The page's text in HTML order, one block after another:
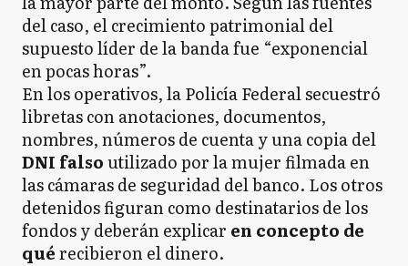
del caso, el crecimiento patrimonial del
supuesto líder de la banda fue “exponencial
en pocas horas”.
En los operativos, la Policía Federal secuestró
libretas con anotaciones, documentos,
nombres, números de cuenta y una copia del
DNI falsoutilizado por la mujer filmada en
las cámaras de seguridad del banco. Los otros
detenidos figuran como destinatarios de los
fondos y deberán explicar en concepto de
quérecibieron el dinero.